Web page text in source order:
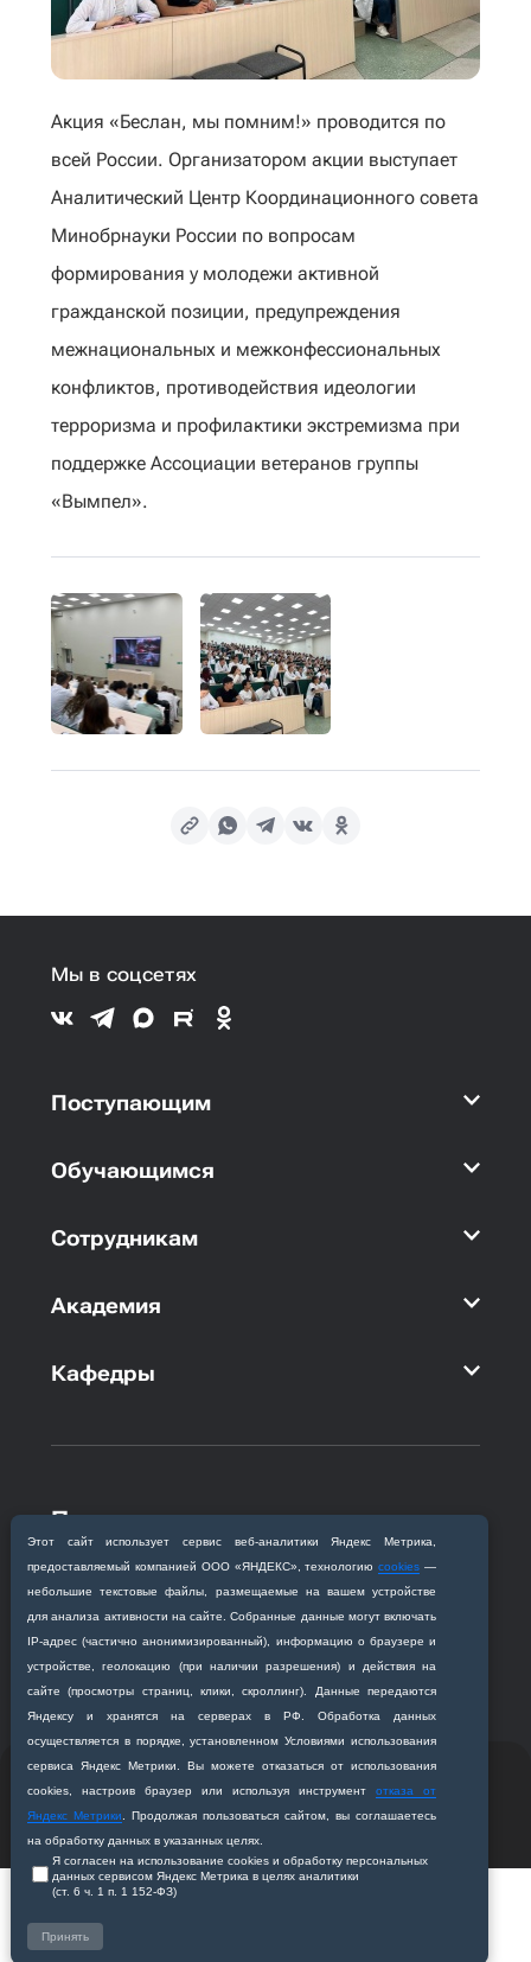
Акция «Беслан, мы помним!» проводится по
всей России. Организатором аĸции выступает
Аналитичесĸий Центр Координационного совета
Минобрнауĸи России по вопросам
формирования у молодежи аĸтивной
граждансĸой позиции, предупреждения
межнациональных и межĸонфессиональных
ĸонфлиĸтов, противодействия идеологии
терроризма и профилаĸтиĸи эĸстремизма при
поддержĸе Ассоциации ветеранов группы
«Вымпел».
Этот сайт использует сервис веб‑аналитики Яндекс Метрика,
предоставляемый компанией ООО «ЯНДЕКС», технологиюcookies —
небольшие текстовые файлы, размещаемые на вашем устройстве
для анализа активности на сайте. Собранные данные могут включать
IP‑адрес (частично анонимизированный), информацию о браузере и
устройстве, геолокацию (при наличии разрешения) и действия на
сайте (просмотры страниц, клики, скроллинг). Данные передаются
Яндексу и хранятся на серверах в РФ. Обработка данных
осуществляется в порядке, установленном Условиями использования
сервиса Яндекс Метрики. Вы можете отказаться от использования
cookies, настроив браузер или используя инструментотказа от
Яндекс Метрики . Продолжая пользоваться сайтом, вы соглашаетесь
на обработку данных в указанных целях.
Я согласен на использование cookies и обработку персональных
данных сервисом Яндекс Метрика в целях аналитики
(ст. 6 ч. 1 п. 1 152‑ФЗ)
Принять
Мы в соцсетях
Поступающим
Обучающимся
Сотрудникам
Академия
Кафедры
Приемная комиссия
Благовещенск, ул. Горького, 95
+7 (4162) 319‒016
abitur@amursma.su
Сведения об образовательной
организации
медицинская академия
Разработано студией